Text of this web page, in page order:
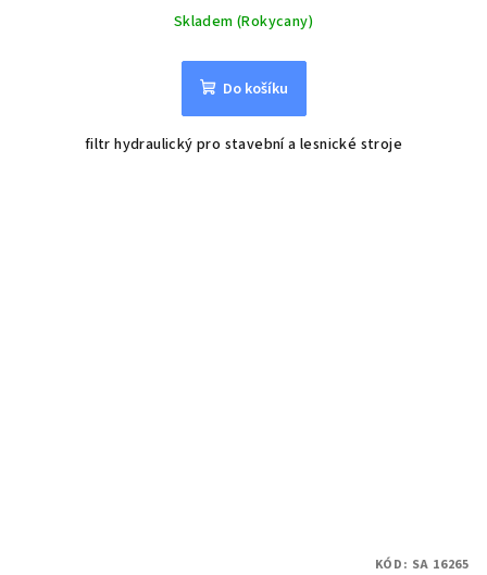
Skladem (Rokycany)
Do košíku
filtr hydraulický pro stavební a lesnické stroje
KÓD: SA 16265